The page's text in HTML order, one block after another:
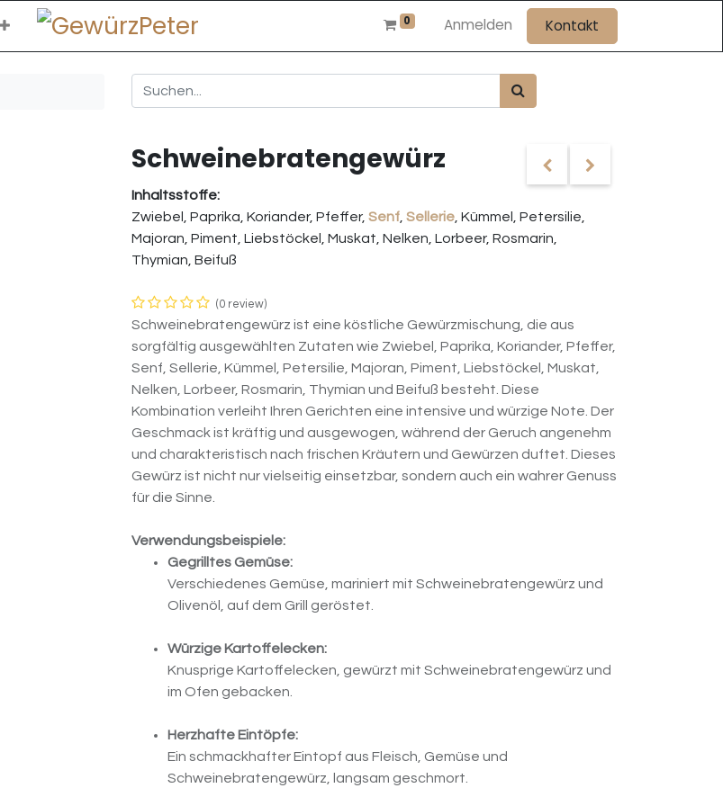
0 Anmelden Kontakt
Schweinebratengewürz
Inhaltsstoffe:
Zwiebel, Paprika, Koriander, Pfeffer, Senf Sellerie , Kümmel, Petersilie,
Majoran, Piment, Liebstöckel, Muskat, Nelken, Lorbeer, Rosmarin,
Thymian, Beifuß
(0 review)
Schweinebratengewürz ist eine köstliche Gewürzmischung, die aus
sorgfältig ausgewählten Zutaten wie Zwiebel, Paprika, Koriander, Pfeffer,
Senf, Sellerie, Kümmel, Petersilie, Majoran, Piment, Liebstöckel, Muskat,
Nelken, Lorbeer, Rosmarin, Thymian und Beifuß besteht. Diese
Kombination verleiht Ihren Gerichten eine intensive und würzige Note. Der
Geschmack ist kräftig und ausgewogen, während der Geruch angenehm
und charakteristisch nach frischen Kräutern und Gewürzen duftet. Dieses
Gewürz ist nicht nur vielseitig einsetzbar, sondern auch ein wahrer Genuss
für die Sinne.
Verwendungsbeispiele:
Gegrilltes Gemüse:
Verschiedenes Gemüse, mariniert mit Schweinebratengewürz und
Olivenöl, auf dem Grill geröstet.
Würzige Kartoffelecken:
Knusprige Kartoffelecken, gewürzt mit Schweinebratengewürz und
im Ofen gebacken.
Herzhafte Eintöpfe:
Ein schmackhafter Eintopf aus Fleisch, Gemüse und
Schweinebratengewürz, langsam geschmort.